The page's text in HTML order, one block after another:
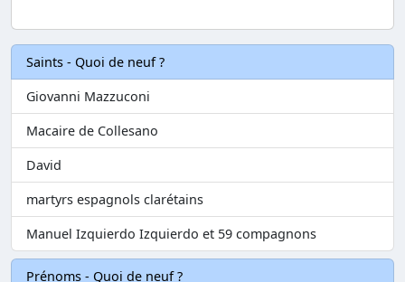
Saints - Quoi de neuf ?
Giovanni Mazzuconi
Macaire de Collesano
David
martyrs espagnols clarétains
Manuel Izquierdo Izquierdo et 59 compagnons
Prénoms - Quoi de neuf ?